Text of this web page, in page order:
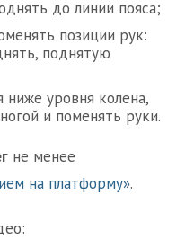
до линии пояса;
позиции рук:
поднятую
ниже уровня колена,
и поменять руки.
не менее
на платформу».